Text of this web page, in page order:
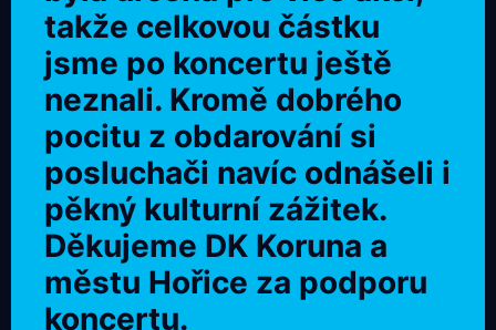
takže celkovou částku
jsme po koncertu ještě
neznali. Kromě dobrého
pocitu z obdarování si
posluchači navíc odnášeli i
pěkný kulturní zážitek.
Děkujeme DK Koruna a
městu Hořice za podporu
koncertu.